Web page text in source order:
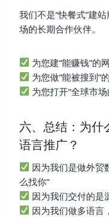
我们不是“快餐式”建
场的长期合作伙伴。
为您建“能赚钱”的
为您做“能被搜到”
为您打开“全球市
六、总结：为什
语言推广？
因为我们是做外贸
么找你”
因为我们交付的是
因为我们做多语言